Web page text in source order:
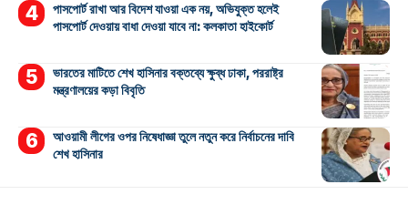
পাসপোর্ট রাখা আর বিদেশ যাওয়া এক নয়, অভিযুক্ত হলেই
পাসপোর্ট দেওয়ায় বাধা দেওয়া যাবে না: কলকাতা হাইকোর্ট
ভারতের মাটিতে শেখ হাসিনার বক্তব্যে ক্ষুব্ধ ঢাকা, পররাষ্ট্র
মন্ত্রণালয়ের কড়া বিবৃতি
আওয়ামী লীগের ওপর নিষেধাজ্ঞা তুলে নতুন করে নির্বাচনের দাবি
শেখ হাসিনার